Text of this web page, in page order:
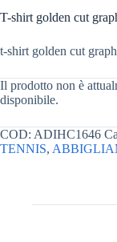
T-shirt golden cut
t-shirt golden cut
Il prodotto non è
disponibile.
COD: ADIHC1646
TENNIS,